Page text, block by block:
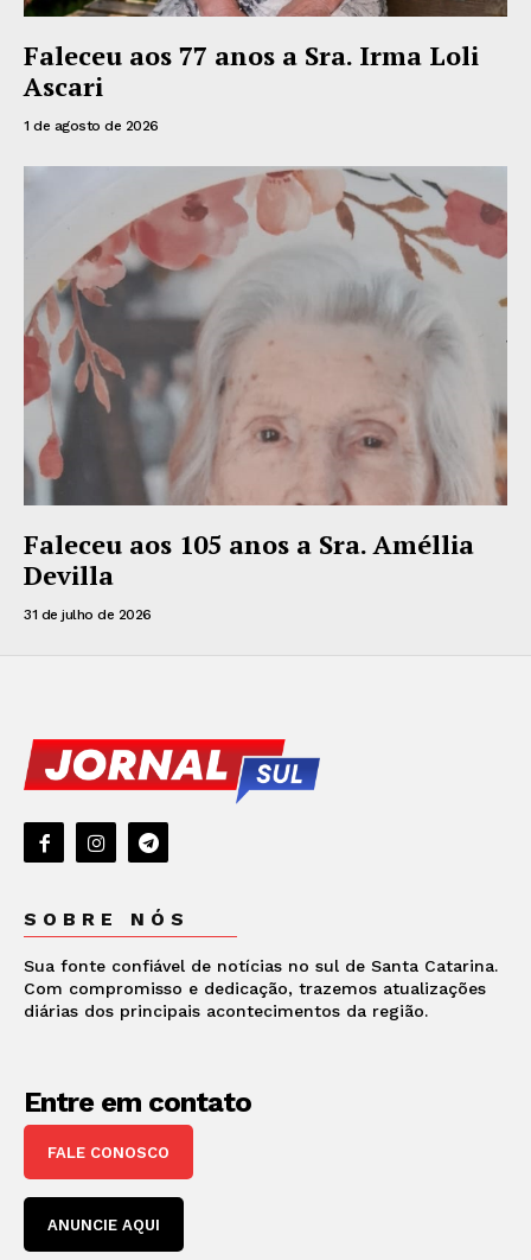
Faleceu aos 77 anos a Sra. Irma Loli
Ascari
1 de agosto de 2026
Faleceu aos 105 anos a Sra. Améllia
Devilla
31 de julho de 2026
SOBRE NÓS
Sua fonte confiável de notícias no sul de Santa Catarina.
Com compromisso e dedicação, trazemos atualizações
diárias dos principais acontecimentos da região.
Entre em contato
FALE CONOSCO
ANUNCIE AQUI